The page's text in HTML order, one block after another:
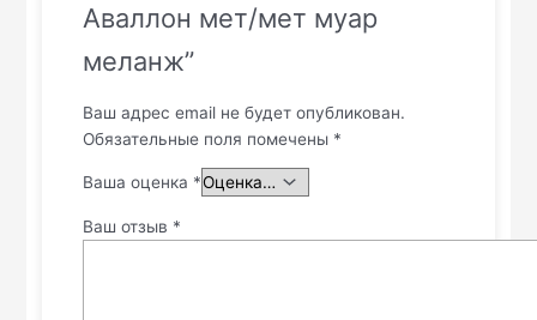
Аваллон мет/мет муар
меланж”
Ваш адрес email не будет опубликован.
Обязательные поля помечены *
Ваша оценка *
Ваш отзыв *